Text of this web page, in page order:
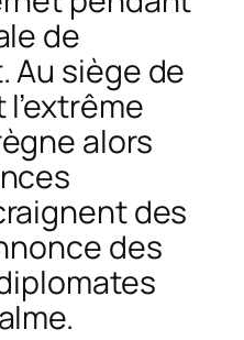
de
Au siège de
l’extrême
alors
des
des